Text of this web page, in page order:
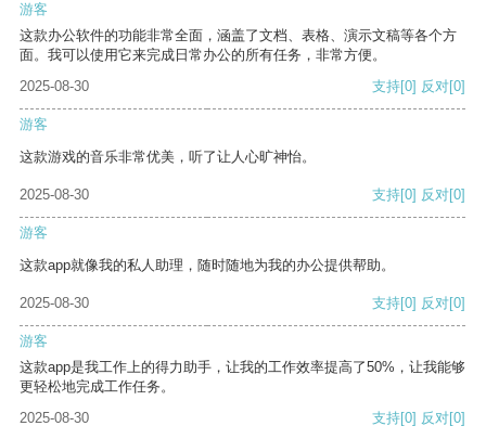
游客
这款办公软件的功能非常全面，涵盖了文档、表格、演示文稿等各个方
面。我可以使用它来完成日常办公的所有任务，非常方便。
2025-08-30
支持[0] 反对[0]
游客
这款游戏的音乐非常优美，听了让人心旷神怡。
2025-08-30 支持[0] 反对[0]
游客
这款app就像我的私人助理，随时随地为我的办公提供帮助。
2025-08-30 支持[0] 反对[0]
游客
这款app是我工作上的得力助手，让我的工作效率提高了50%，让我能够
更轻松地完成工作任务。
2025-08-30
支持[0] 反对[0]